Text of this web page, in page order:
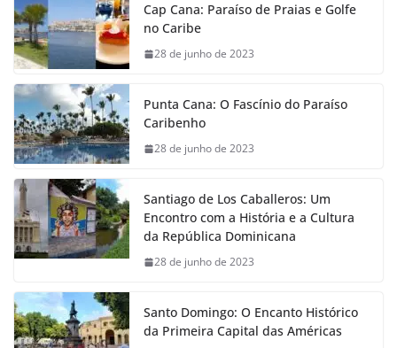
Cap Cana: Paraíso de Praias e Golfe
no Caribe
28 de junho de 2023
Punta Cana: O Fascínio do Paraíso
Caribenho
28 de junho de 2023
Santiago de Los Caballeros: Um
Encontro com a História e a Cultura
da República Dominicana
28 de junho de 2023
Santo Domingo: O Encanto Histórico
da Primeira Capital das Américas